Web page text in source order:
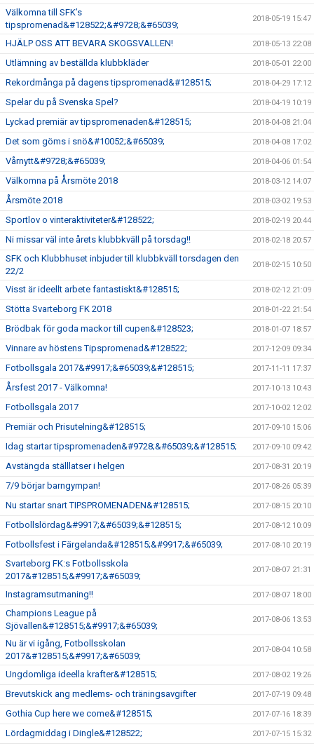
Välkomna till SFK’s
tipspromenad&#128522;&#9728;&#65039;
2018-05-19 15:47
HJÄLP OSS ATT BEVARA SKOGSVALLEN! 2018-05-13 22:08
Utlämning av beställda klubbkläder 2018-05-01 22:00
Rekordmånga på dagens tipspromenad&#128515; 2018-04-29 17:12
Spelar du på Svenska Spel? 2018-04-19 10:19
Lyckad premiär av tipspromenaden&#128515; 2018-04-08 21:04
Det som göms i snö&#10052;&#65039; 2018-04-08 17:02
Vårnytt&#9728;&#65039; 2018-04-06 01:54
Välkomna på Årsmöte 2018 2018-03-12 14:07
Årsmöte 2018 2018-03-02 19:53
Sportlov o vinteraktiviteter&#128522; 2018-02-19 20:44
Ni missar väl inte årets klubbkväll på torsdag!! 2018-02-18 20:57
SFK och Klubbhuset inbjuder till klubbkväll torsdagen den
22/2
2018-02-15 10:50
Visst är ideellt arbete fantastiskt&#128515; 2018-02-12 21:09
Stötta Svarteborg FK 2018 2018-01-22 21:54
Brödbak för goda mackor till cupen&#128523; 2018-01-07 18:57
Vinnare av höstens Tipspromenad&#128522; 2017-12-09 09:34
Fotbollsgala 2017&#9917;&#65039;&#128515; 2017-11-11 17:37
Årsfest 2017 - Välkomna! 2017-10-13 10:43
Fotbollsgala 2017 2017-10-02 12:02
Premiär och Prisutelning&#128515; 2017-09-10 15:06
Idag startar tipspromenaden&#9728;&#65039;&#128515; 2017-09-10 09:42
Avstängda ställlatser i helgen 2017-08-31 20:19
7/9 börjar barngympan! 2017-08-26 05:39
Nu startar snart TIPSPROMENADEN&#128515; 2017-08-15 20:10
Fotbollslördag&#9917;&#65039;&#128515; 2017-08-12 10:09
Fotbollsfest i Färgelanda&#128515;&#9917;&#65039; 2017-08-10 20:19
Svarteborg FK:s Fotbollsskola
2017&#128515;&#9917;&#65039;
2017-08-07 21:31
Instagramsutmaning!! 2017-08-07 18:00
Champions League på
Sjövallen&#128515;&#9917;&#65039;
2017-08-06 13:53
Nu är vi igång, Fotbollsskolan
2017&#128515;&#9917;&#65039;
2017-08-04 10:58
Ungdomliga ideella krafter&#128515; 2017-08-02 19:26
Brevutskick ang medlems- och träningsavgifter 2017-07-19 09:48
Gothia Cup here we come&#128515; 2017-07-16 18:39
Lördagmiddag i Dingle&#128522; 2017-07-15 15:32